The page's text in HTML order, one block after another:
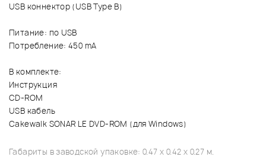
USB коннектор (USB Type B)
Питание: по USB
Потребление: 450 mA
В комплекте:
Инструкция
CD-ROM
USB кабель
Cakewalk SONAR LE DVD-ROM (для Windows)
Габариты в заводской упаковке: 0.47 x 0.42 x 0.27 м.